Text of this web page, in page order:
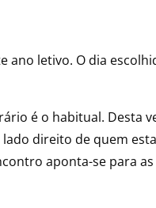
ano letivo. O dia
é o habitual.
direito de quem
aponta-se para as